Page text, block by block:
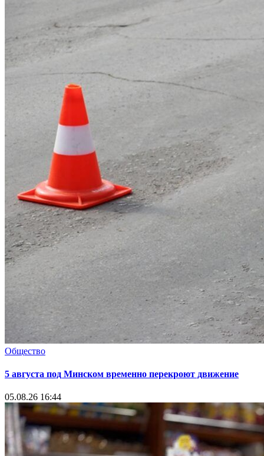
Общество
5 августа под Минском временно перекроют движение
05.08.26 16:44